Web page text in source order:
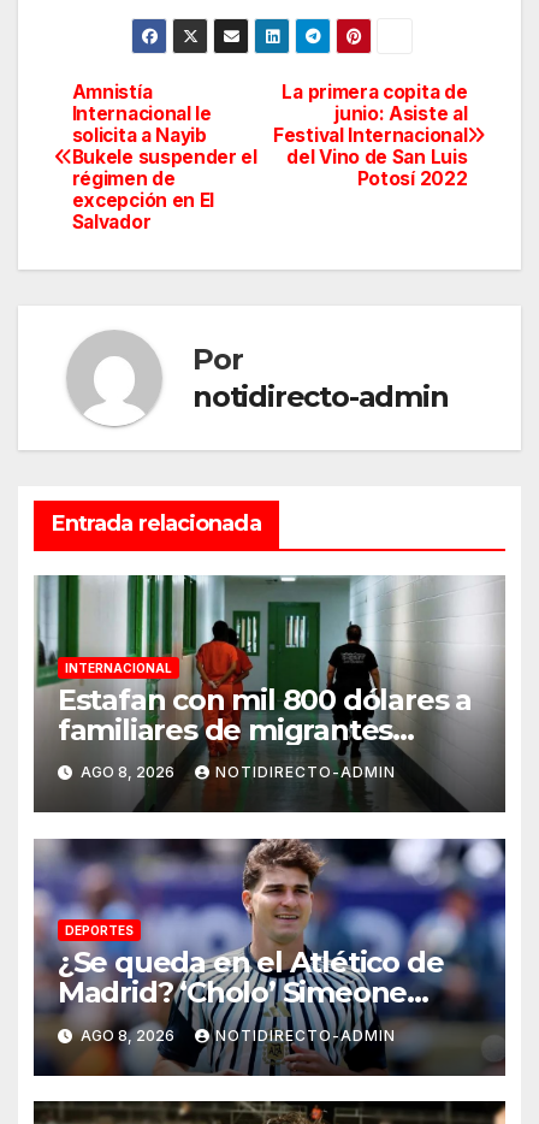
Navegación
de
entradas
La primera copita de
junio: Asiste al
Festival Internacional
del Vino de San Luis
Potosí 2022
Amnistía
Internacional le
solicita a Nayib
Bukele suspender el
régimen de
excepción en El
Salvador
Por
notidirecto-admin
Entrada relacionada
INTERNACIONAL
Estafan con mil 800 dólares a
familiares de migrantes
detenidos en Estados Unidos;
prometen liberarlos
AGO 8, 2026 NOTIDIRECTO-ADMIN
DEPORTES
¿Se queda en el Atlético de
Madrid? ‘Cholo’ Simeone
responde contundente sobre
el futuro de Julián Álvarez
AGO 8, 2026 NOTIDIRECTO-ADMIN